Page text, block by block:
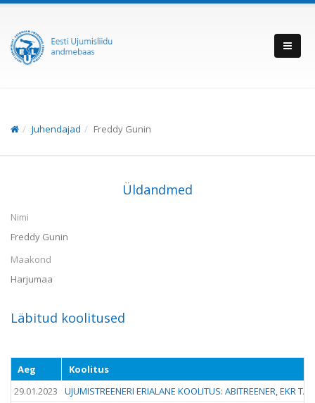
Juhendajad Freddy Gunin
Üldandmed
Nimi
Freddy Gunin
Maakond
Harjumaa
Läbitud koolitused
Aeg
Koolitus
29.01.2023
UJUMISTREENERI ERIALANE KOOLITUS: ABITREENER, EKR